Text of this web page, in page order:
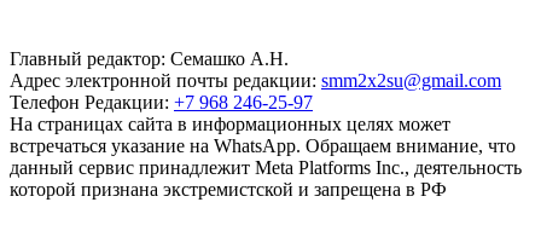
Главный редактор: Семашко А.Н.
Адрес электронной почты редакции: smm2x2su@gmail.com
Телефон Редакции: +7 968 246-25-97
На страницах сайта в информационных целях может
встречаться указание на WhatsApp. Обращаем внимание, что
данный сервис принадлежит Meta Platforms Inc., деятельность
которой признана экстремистской и запрещена в РФ